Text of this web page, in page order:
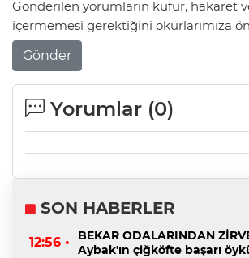
Gönderilen yorumların küfür, hakaret
içermemesi gerektiğini okurlarımıza
Gönder
Yorumlar (0)
SON HABERLER
12:56 •
BEKAR ODALARINDAN
Aybak'ın çiğköfte başarı